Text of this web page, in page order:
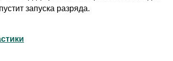
запуска разряда.